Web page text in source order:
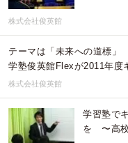
株式会社俊英館
テーマは「未来への道標」
学塾俊英館Flexが2011年度
株式会社俊英館
学習塾で
を 〜高校